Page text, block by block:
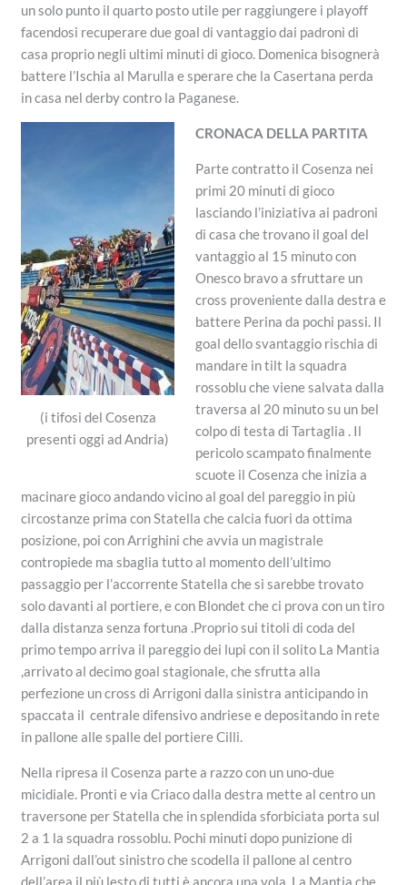
un solo punto il quarto posto utile per raggiungere i playoff
facendosi recuperare due goal di vantaggio dai padroni di
casa proprio negli ultimi minuti di gioco. Domenica bisognerà
battere l’Ischia al Marulla e sperare che la Casertana perda
in casa nel derby contro la Paganese.
(i tifosi del Cosenza
presenti oggi ad Andria)
CRONACA DELLA PARTITA
Parte contratto il Cosenza nei
primi 20 minuti di gioco
lasciando l’iniziativa ai padroni
di casa che trovano il goal del
vantaggio al 15 minuto con
Onesco bravo a sfruttare un
cross proveniente dalla destra e
battere Perina da pochi passi. Il
goal dello svantaggio rischia di
mandare in tilt la squadra
rossoblu che viene salvata dalla
traversa al 20 minuto su un bel
colpo di testa di Tartaglia . Il
pericolo scampato finalmente
scuote il Cosenza che inizia a
macinare gioco andando vicino al goal del pareggio in più
circostanze prima con Statella che calcia fuori da ottima
posizione, poi con Arrighini che avvia un magistrale
contropiede ma sbaglia tutto al momento dell’ultimo
passaggio per l’accorrente Statella che si sarebbe trovato
solo davanti al portiere, e con Blondet che ci prova con un tiro
dalla distanza senza fortuna .Proprio sui titoli di coda del
primo tempo arriva il pareggio dei lupi con il solito La Mantia
,arrivato al decimo goal stagionale, che sfrutta alla
perfezione un cross di Arrigoni dalla sinistra anticipando in
spaccata il centrale difensivo andriese e depositando in rete
in pallone alle spalle del portiere Cilli.
Nella ripresa il Cosenza parte a razzo con un uno-due
micidiale. Pronti e via Criaco dalla destra mette al centro un
traversone per Statella che in splendida sforbiciata porta sul
2 a 1 la squadra rossoblu. Pochi minuti dopo punizione di
Arrigoni dall’out sinistro che scodella il pallone al centro
dell’area il più lesto di tutti è ancora una vola La Mantia che